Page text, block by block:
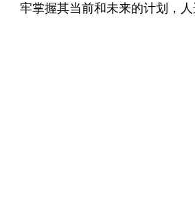
牢掌握其当前和未来的计划，